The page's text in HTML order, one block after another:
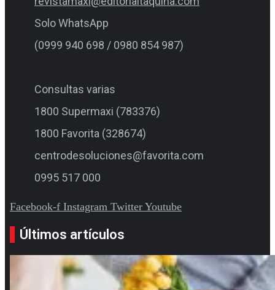
Solo WhatsApp
(0999 940 698 / 0980 854 987)
Consultas varias
1800 Supermaxi (783376)
1800 Favorita (328674)
centrodesoluciones@favorita.com
0995 517 000
Facebook-f Instagram Twitter Youtube
Últimos artículos